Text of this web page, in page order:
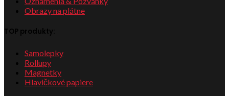
Obrazy na plátne
TOP produkty:
Samolepky
Rollupy
Magnetky
Hlavičkové papiere